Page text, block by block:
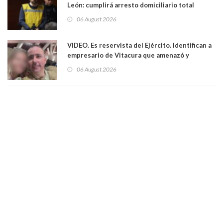
León: cumplirá arresto domiciliario total
06 August 2026
VIDEO. Es reservista del Ejército. Identifican a
empresario de Vitacura que amenazó y
al "ring raja". Se trata de Andrés Arrieta y la
06 August 2026